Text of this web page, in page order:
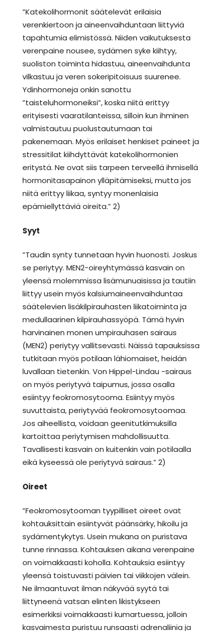
”Katekolihormonit säätelevät erilaisia
verenkiertoon ja aineenvaihduntaan liittyviä
tapahtumia elimistössä. Niiden vaikutuksesta
verenpaine nousee, sydämen syke kiihtyy,
suoliston toiminta hidastuu, aineenvaihdunta
vilkastuu ja veren sokeripitoisuus suurenee.
Ydinhormoneja onkin sanottu
”taisteluhormoneiksi”, koska niitä erittyy
erityisesti vaaratilanteissa, silloin kun ihminen
valmistautuu puolustautumaan tai
pakenemaan. Myös erilaiset henkiset paineet ja
stressitilat kiihdyttävät katekolihormonien
eritystä. Ne ovat siis tarpeen terveellä ihmisellä
hormonitasapainon ylläpitämiseksi, mutta jos
niitä erittyy liikaa, syntyy monenlaisia
epämiellyttäviä oireita.” 2)
Syyt
”Taudin synty tunnetaan hyvin huonosti. Joskus
se periytyy. MEN2-oireyhtymässä kasvain on
yleensä molemmissa lisämunuaisissa ja tautiin
liittyy usein myös kalsiumaineenvaihduntaa
säätelevien lisäkilpirauhasten liikatoiminta ja
medullaarinen kilpirauhassyöpä. Tämä hyvin
harvinainen monen umpirauhasen sairaus
(MEN2) periytyy vallitsevasti. Näissä tapauksissa
tutkitaan myös potilaan lähiomaiset, heidän
luvallaan tietenkin. Von Hippel-Lindau -sairaus
on myös periytyvä taipumus, jossa osalla
esiintyy feokromosytooma. Esiintyy myös
suvuttaista, periytyvää feokromosytoomaa.
Jos aiheellista, voidaan geenitutkimuksilla
kartoittaa periytymisen mahdollisuutta.
Tavallisesti kasvain on kuitenkin vain potilaalla
eikä kyseessä ole periytyvä sairaus.” 2)
Oireet
”Feokromosytooman tyypilliset oireet ovat
kohtauksittain esiintyvät päänsärky, hikoilu ja
sydämentykytys. Usein mukana on puristava
tunne rinnassa. Kohtauksen aikana verenpaine
on voimakkaasti koholla. Kohtauksia esiintyy
yleensä toistuvasti päivien tai viikkojen välein.
Ne ilmaantuvat ilman näkyvää syytä tai
liittyneenä vatsan elinten likistykseen
esimerkiksi voimakkaasti kumartuessa, jolloin
kasvaimesta puristuu runsaasti adrenaliinia ja